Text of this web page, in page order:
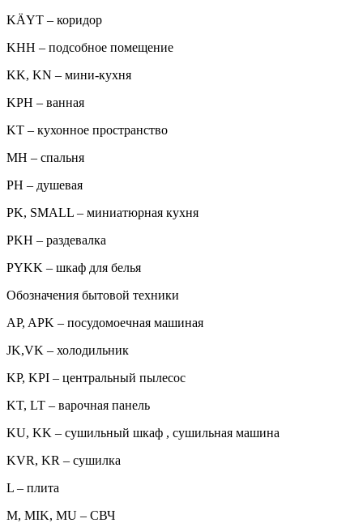
KÄYT – коридор
KHH – подсобное помещение
KK, KN – мини-кухня
KPH – ванная
KT – кухонное пространство
MH – спальня
PH – душевая
PK, SMALL – миниатюрная кухня
PKH – раздевалка
PYKK – шкаф для белья
Обозначения бытовой техники
AP, APK – посудомоечная машиная
JK,VK – холодильник
KP, KPI – центральный пылесос
KT, LT – варочная панель
KU, KK – сушильный шкаф , сушильная машина
KVR, KR – сушилка
L – плита
M, MIK, MU – СВЧ